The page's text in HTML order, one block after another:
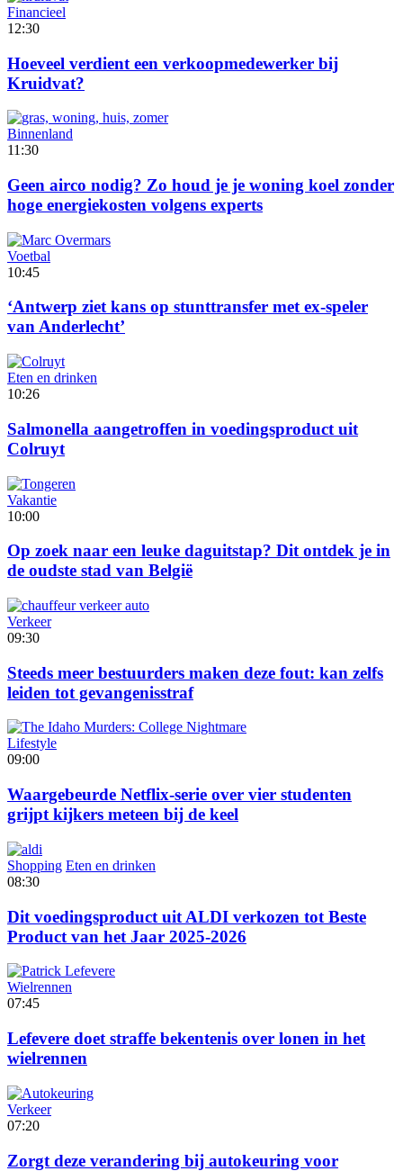
Financieel
12:30
Hoeveel verdient een verkoopmedewerker bij
Kruidvat?
Binnenland
11:30
Geen airco nodig? Zo houd je je woning koel zonder
hoge energiekosten volgens experts
Voetbal
10:45
‘Antwerp ziet kans op stunttransfer met ex-speler
van Anderlecht’
Eten en drinken
10:26
Salmonella aangetroffen in voedingsproduct uit
Colruyt
Vakantie
10:00
Op zoek naar een leuke daguitstap? Dit ontdek je in
de oudste stad van België
Verkeer
09:30
Steeds meer bestuurders maken deze fout: kan zelfs
leiden tot gevangenisstraf
Lifestyle
09:00
Waargebeurde Netflix-serie over vier studenten
grijpt kijkers meteen bij de keel
Shopping Eten en drinken
08:30
Dit voedingsproduct uit ALDI verkozen tot Beste
Product van het Jaar 2025-2026
Wielrennen
07:45
Lefevere doet straffe bekentenis over lonen in het
wielrennen
Verkeer
07:20
Zorgt deze verandering bij autokeuring voor